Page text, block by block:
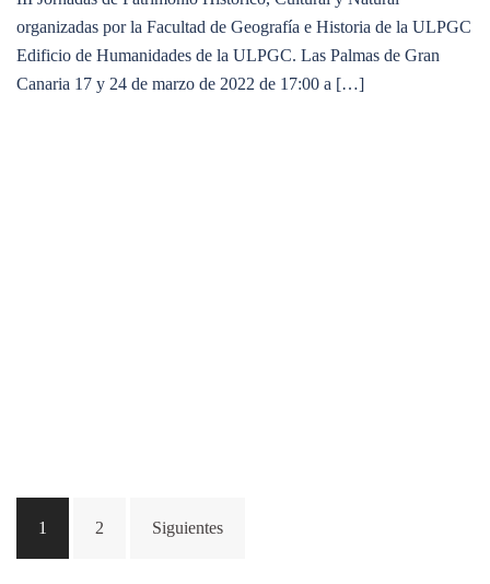
organizadas por la Facultad de Geografía e Historia de la ULPGC
Edificio de Humanidades de la ULPGC. Las Palmas de Gran
Canaria 17 y 24 de marzo de 2022 de 17:00 a […]
de
1 2 Siguientes